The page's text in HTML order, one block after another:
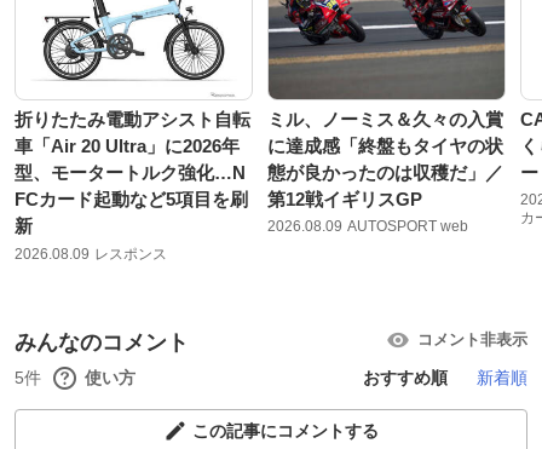
折りたたみ電動アシスト自転
車「Air 20 Ultra」に2026年
型、モータートルク強化…N
FCカード起動など5項目を刷
新
2026.08.09 レスポンス
ミル、ノーミス＆久々の入賞
に達成感「終盤もタイヤの状
態が良かったのは収穫だ」／
第12戦イギリスGP
2026.08.09 AUTOSPORT web
カ
みんなのコメント コメント非表示
5件 使い方 おすすめ順 新着順
この記事にコメントする